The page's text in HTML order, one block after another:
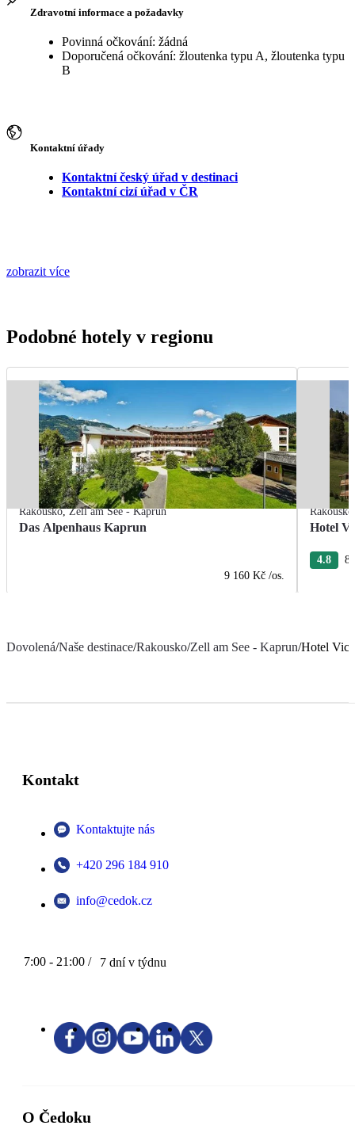
Zdravotní informace a požadavky
Povinná očkování: žádná
Doporučená očkování: žloutenka typu A, žloutenka typu
B
Kontaktní úřady
Kontaktní český úřad v destinaci
Kontaktní cizí úřad v ČR
zobrazit více
Podobné hotely v regionu
Rakousko,Zell am See - Kaprun
Das Alpenhaus Kaprun
9 160 Kč /os.
Rakousko
Hotel
4.8 8
Dovolená/Naše destinace/Rakousko/Zell am See - Kaprun/Hotel
Kontakt
Kontaktujte nás
+420 296 184 910
info@cedok.cz
7:00 - 21:00 / 7 dní v týdnu
O Čedoku